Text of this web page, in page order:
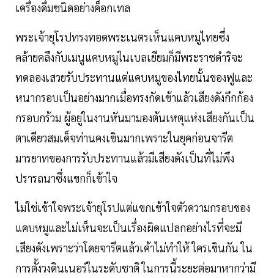
เครื่องดื่มชนิดอย่างค็อกเทล
พระเจ้ายุโรปทรงทอดพระเนตรเห็นแคบหมูไทยซึ่ง
คล้ายคลึงกับเมนูแคบหมูในเบลเยียมก็มีพระราชดำริจะ
ทดลองเสวยรับประทานแต่แคบหมูของไทยนั้นของฟูและ
หนากรอบเป็นอย่างมากเมื่อทรงกัดเข้าแล้วเสียงดังกึกก้อง
กรอบกร้วม ผู้อยู่ในงานหันมามองต้นเหตุแห่งเสียงกันเป็น
ตาเดียวสมเด็จท่านคงเขินมากเพราะในยุคก่อนจารีต
มารยาทของการรับประทานแล้วมีเสียงดังเป็นที่ไม่พึง
ปรารถนาซึ่งแขกก็เข้าใจ
ไม่ใช่เข้าใจพระเจ้ายุโรปแต่แขกเข้าใจตัวความกรอบของ
แคบหมูและไม่เห็นจะเป็นเรื่องผิดแปลกอย่างไรที่จะมี
เสียงดังเพราะว่าโดยจารีตแล้วเค้าไม่ทำให้ ใครเขินกัน ใน
การตั้งวงดินเนอร์ในระดับชาติ ในการนี้ระยะต่อมาหากว่ามี